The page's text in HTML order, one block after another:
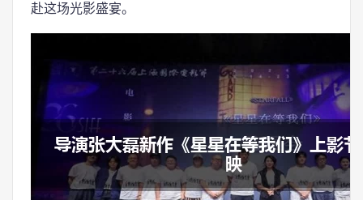
赴这场光影盛宴。